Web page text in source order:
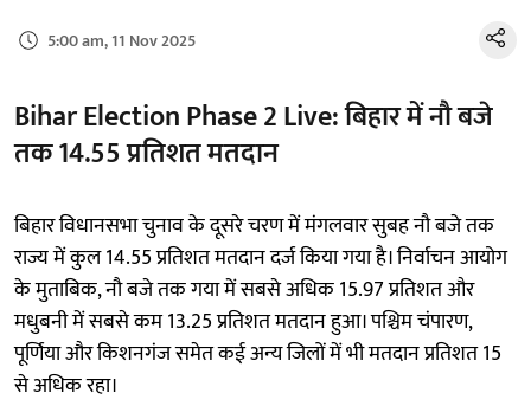
5:00 am, 11 Nov 2025
Bihar Election Phase 2 Live: बिहार में नौ बजे
तक 14.55 प्रतिशत मतदान
बिहार विधानसभा चुनाव के दूसरे चरण में मंगलवार सुबह नौ बजे तक
राज्य में कुल 14.55 प्रतिशत मतदान दर्ज किया गया है। निर्वाचन आयोग
के मुताबिक, नौ बजे तक गया में सबसे अधिक 15.97 प्रतिशत और
मधुबनी में सबसे कम 13.25 प्रतिशत मतदान हुआ। पश्चिम चंपारण,
पूर्णिया और किशनगंज समेत कई अन्य जिलों में भी मतदान प्रतिशत 15
से अधिक रहा।